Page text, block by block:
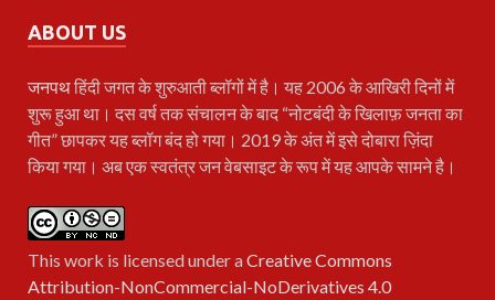
ABOUT US
जनपथहिंदी जगत के शुरुआती ब्लॉगों में है। यह 2006 के आखिरी दिनों में
शुरू हुआ था। दस वर्ष तक संचालन के बाद “नोटबंदी के खिलाफ़ जनता का
गीत” छापकर यह ब्लॉग बंद हो गया। 2019 के अंत में इसे दोबारा ज़िंदा
किया गया। अब एक स्वतंत्र जन वेबसाइट के रूप में यह आपके सामने है।
This work is licensed under aCreative Commons
Attribution-NonCommercial-NoDerivatives 4.0